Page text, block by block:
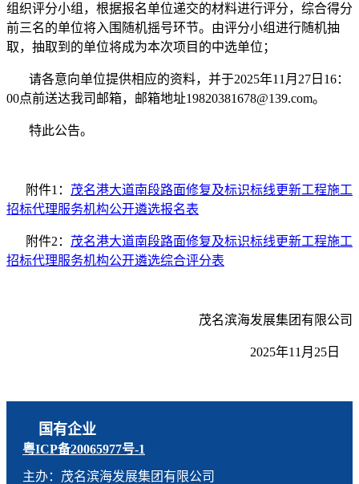
组织评分小组，根据报名单位递交的材料进行评分，综合得分
前三名的单位将入围随机摇号环节。由评分小组进行随机抽
取，抽取到的单位将成为本次项目的中选单位；
请各意向单位提供相应的资料，并于2025年11 月 27 日 16：
00点前送达我司 邮箱，邮箱地址19820381678@139.com。
特此公告。
附件1： 茂名港大道南段路面修复及标识标线更新工程施工
招标代理服务机构公开遴选报名表
附件2： 茂名港大道南段路面修复及标识标线更新工程施工
招标代理服务机构公开遴选综合评分表
茂名滨海发展集团有限公司
2025年11 月 25 日
国有企业
粤ICP备20065977号-1
主办：茂名滨海发展集团有限公司